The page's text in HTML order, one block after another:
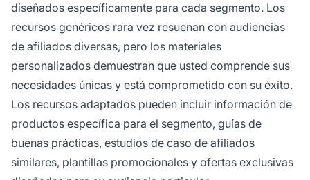
diseñados específicamente para cada segmento. Los
recursos genéricos rara vez resuenan con audiencias
de afiliados diversas, pero los materiales
personalizados demuestran que usted comprende sus
necesidades únicas y está comprometido con su éxito.
Los recursos adaptados pueden incluir información de
productos específica para el segmento, guías de
buenas prácticas, estudios de caso de afiliados
similares, plantillas promocionales y ofertas exclusivas